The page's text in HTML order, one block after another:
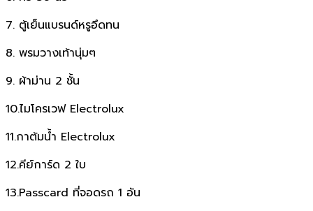
7. ตู้เย็นแบรนด์หรูอึดทน
8. พรมวางเท้านุ่มๆ
9. ผ้าม่าน 2 ชั้น
10.ไมโครเวฟ Electrolux
11.กาต้มน้ำ Electrolux
12.คีย์การ์ด 2 ใบ
13.Passcard ที่จอดรถ 1 อัน